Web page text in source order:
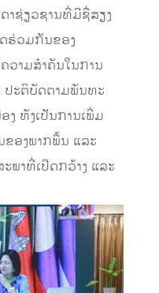
າຊ່ຽວຊານທີ່ມີຊື່ສຽງ
ຮ່ວມກັນຂອງ
ວາມສໍາຄັນໃນການ
ປະຕິບັດຕາມພັນທະ
ງ ທັງເປັນການເພີ່ມ
ອງພາກພື້ນ ແລະ
າທີ່ເປີດກວ້າງ ແລະ